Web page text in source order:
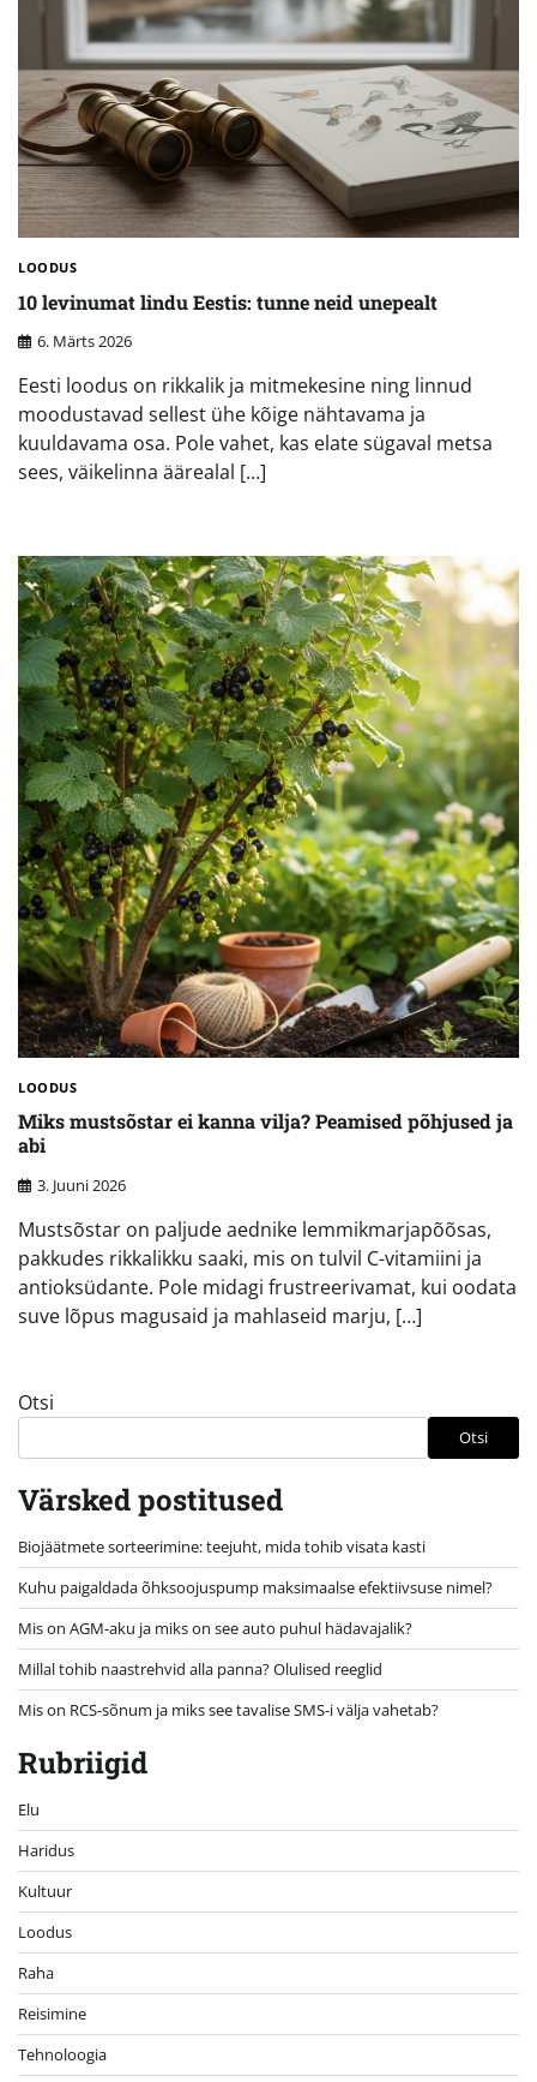
LOODUS
10 levinumat lindu Eestis: tunne neid unepealt
6. Märts 2026
Eesti loodus on rikkalik ja mitmekesine ning linnud
moodustavad sellest ühe kõige nähtavama ja
kuuldavama osa. Pole vahet, kas elate sügaval metsa
sees, väikelinna äärealal […]
LOODUS
Miks mustsõstar ei kanna vilja? Peamised põhjused ja
abi
3. Juuni 2026
Mustsõstar on paljude aednike lemmikmarjapõõsas,
pakkudes rikkalikku saaki, mis on tulvil C-vitamiini ja
antioksüdante. Pole midagi frustreerivamat, kui oodata
suve lõpus magusaid ja mahlaseid marju, […]
Otsi
Otsi
Värsked postitused
Biojäätmete sorteerimine: teejuht, mida tohib visata kasti
Kuhu paigaldada õhksoojuspump maksimaalse efektiivsuse nimel?
Mis on AGM-aku ja miks on see auto puhul hädavajalik?
Millal tohib naastrehvid alla panna? Olulised reeglid
Mis on RCS-sõnum ja miks see tavalise SMS-i välja vahetab?
Rubriigid
Elu
Haridus
Kultuur
Loodus
Raha
Reisimine
Tehnoloogia